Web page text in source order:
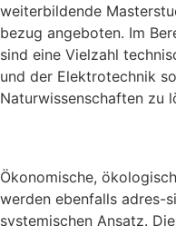
weiterbildende
bezug angeboten. Im
sind eine Vielzahl
und der Elektrotechnik
Naturwissenschaften zu
Ökonomische,
werden ebenfalls adres-
systemischen Ansatz.